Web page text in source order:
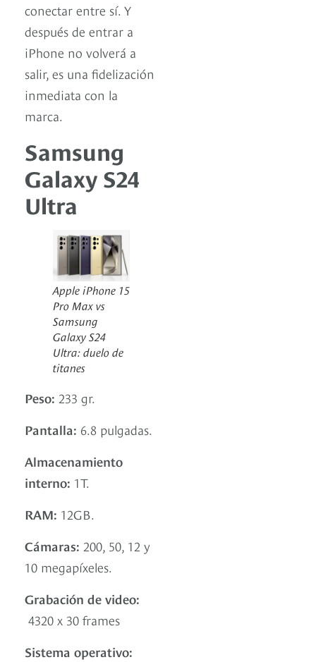
conectar entre sí. Y
después de entrar a
iPhone no volverá a
salir, es una fidelización
inmediata con la
marca.
Samsung
Galaxy S24
Ultra
Apple iPhone 15
Pro Max vs
Samsung
Galaxy S24
Ultra: duelo de
titanes
Peso: 233 gr.
Pantalla: 6.8 pulgadas.
Almacenamiento
interno: 1T.
RAM: 12GB.
Cámaras: 200, 50, 12 y
10 megapíxeles.
Grabación de video:
4320 x 30 frames
Sistema operativo: